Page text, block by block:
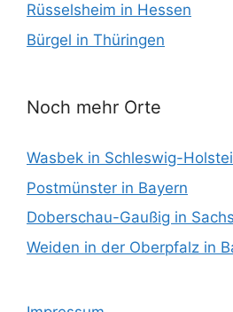
Rüsselsheim in Hessen
Bürgel in Thüringen
Noch mehr Orte
Wasbek in Schleswig-
Postmünster in Bayern
Doberschau-Gaußig in
Weiden in der Oberpfalz in